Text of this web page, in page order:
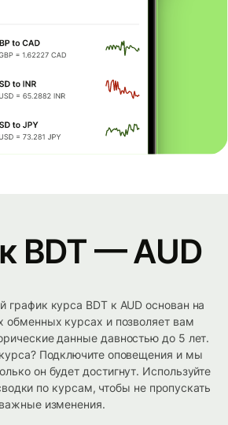
BDT — AUD
график курса BDT к AUD основан на
обменных курсах и позволяет вам
данные давностью до 5 лет.
Подключите оповещения и мы
он будет достигнут. Используйте
по курсам, чтобы не пропускать
важные изменения.